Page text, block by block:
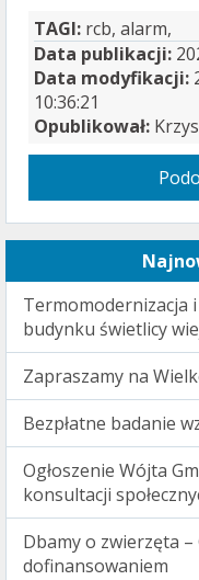
TAGI: rcb, alarm,
Data publikacji:
Data modyfikacji:
10:36:21
Opublikował:
Termomodernizacja
budynku świetlicy
Zapraszamy na
Bezpłatne badanie
Ogłoszenie Wójta
konsultacji
Dbamy o zwierzęta
dofinansowaniem